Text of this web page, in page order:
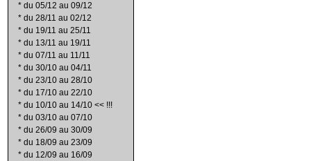
* du 05/12 au 09/12
* du 28/11 au 02/12
* du 19/11 au 25/11
* du 13/11 au 19/11
* du 07/11 au 11/11
* du 30/10 au 04/11
* du 23/10 au 28/10
* du 17/10 au 22/10
* du 10/10 au 14/10 << !!!
* du 03/10 au 07/10
* du 26/09 au 30/09
* du 18/09 au 23/09
* du 12/09 au 16/09